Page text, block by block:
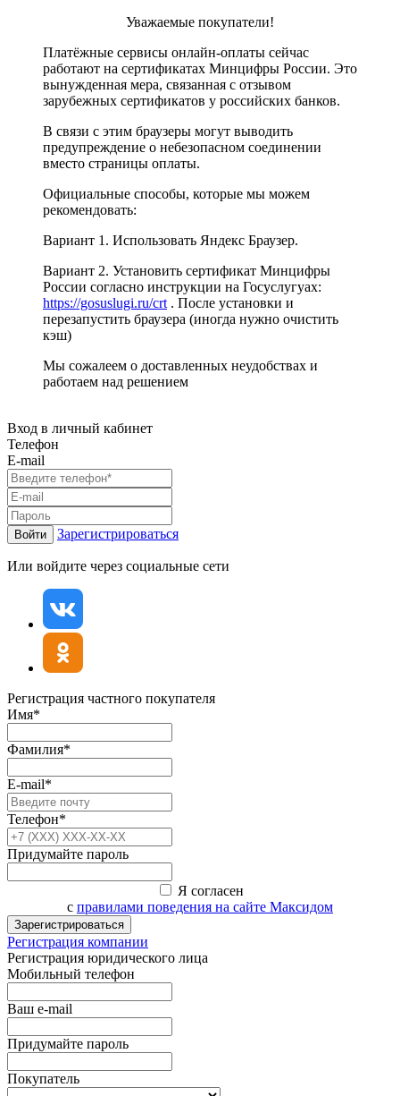
Уважаемые покупатели!
Платёжные сервисы онлайн-оплаты сейчас
работают на сертификатах Минцифры России. Это
вынужденная мера, связанная с отзывом
зарубежных сертификатов у российских банков.
В связи с этим браузеры могут выводить
предупреждение о небезопасном соединении
вместо страницы оплаты.
Официальные способы, которые мы можем
рекомендовать:
Вариант 1. Использовать Яндекс Браузер.
Вариант 2. Установить сертификат Минцифры
России согласно инструкции на Госуслугуах:
https://gosuslugi.ru/crt . После установки и
перезапустить браузера (иногда нужно очистить
кэш)
Мы сожалеем о доставленных неудобствах и
работаем над решением
Вход в личный кабинет
Телефон
E-mail
Войти Зарегистрироваться
Или войдите через социальные сети
Регистрация частного покупателя
Имя*
Фамилия*
E-mail*
Телефон*
Придумайте пароль
Я согласен
с правилами поведения на сайте Максидом
Зарегистрироваться
Регистрация компании
Регистрация юридического лица
Мобильный телефон
Ваш e-mail
Придумайте пароль
Покупатель